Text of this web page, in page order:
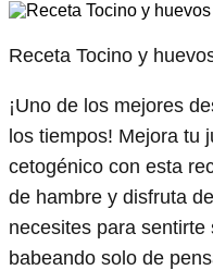
Receta Tocino y
¡Uno de los mejores
los tiempos! Mejora tu
cetogénico con esta
de hambre y disfruta
necesites para sentirte
babeando solo de